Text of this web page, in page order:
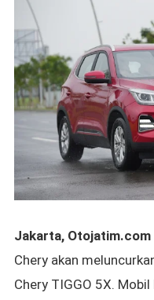
Jakarta, Otojatim.com
Chery akan
Chery TIGGO 5X. Mobil